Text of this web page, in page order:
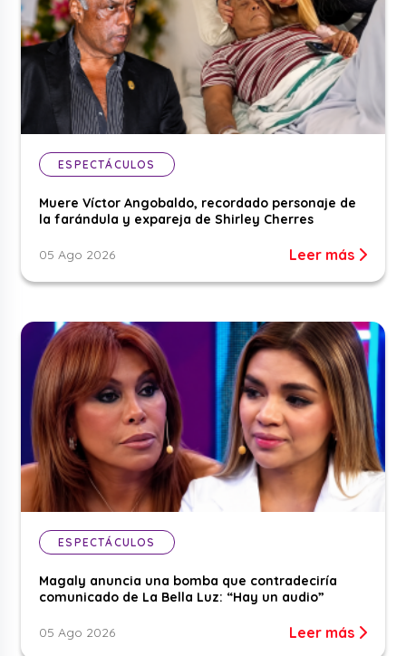
ESPECTÁCULOS
Muere Víctor Angobaldo, recordado personaje de
la farándula y expareja de Shirley Cherres
05 Ago 2026 Leer más
ESPECTÁCULOS
Magaly anuncia una bomba que contradeciría
comunicado de La Bella Luz: “Hay un audio”
05 Ago 2026 Leer más